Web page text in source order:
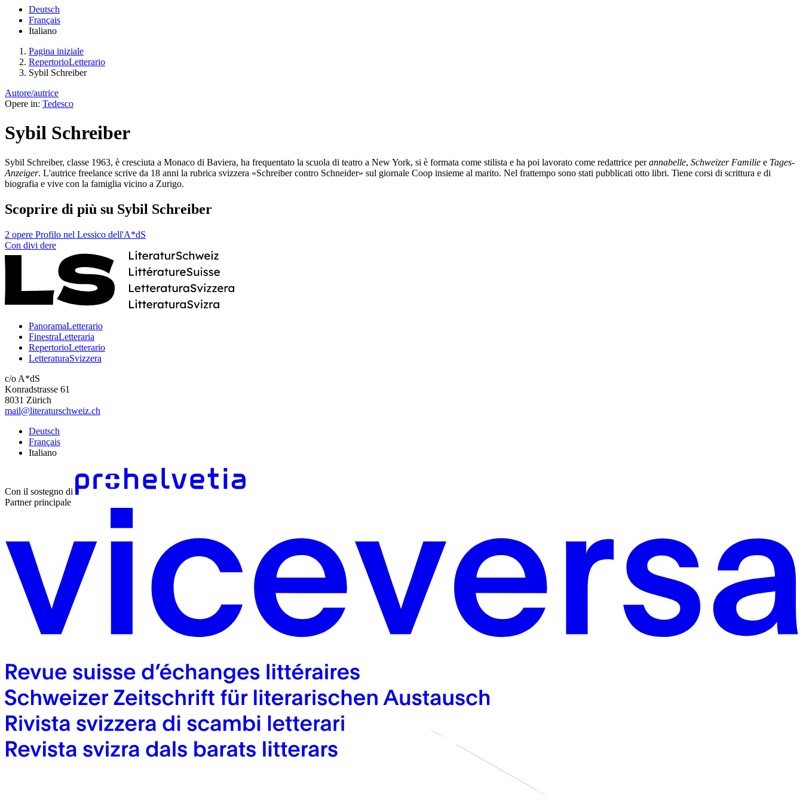
Deutsch
Français
Italiano
Pagina iniziale
RepertorioLetterario
Sybil Schreiber
Autore/autrice
Opere in: Tedesco
Sybil Schreiber
Sybil Schreiber, classe 1963, è cresciuta a Monaco di Baviera, ha frequentato la scuola di teatro a New York, si è formata come stilista e ha poi lavorato come redattrice perannabelle, Schweizer Familie e Tages-
Anzeiger. L'autrice freelance scrive da 18 anni la rubrica svizzera «Schreiber contro Schneider» sul giornale Coop insieme al marito. Nel frattempo sono stati pubblicati otto libri. Tiene corsi di scrittura e di
biografia e vive con la famiglia vicino a Zurigo.
Scoprire di più su Sybil Schreiber
2 opere Profilo nel Lessico dell'A*dS
Con divi dere
PanoramaLetterario
FinestraLetteraria
RepertorioLetterario
LetteraturaSvizzera
c/o A*dS
Konradstrasse 61
8031 Zürich
mail@literaturschweiz.ch
Deutsch
Français
Italiano
Con il sostegno di
Partner principale